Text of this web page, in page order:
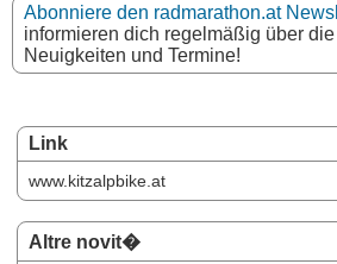
Link
www.kitzalpbike.at
Altre novit�
Abonniere den radmarathon.at
informieren dich regelmäßig über
Neuigkeiten und Termine!